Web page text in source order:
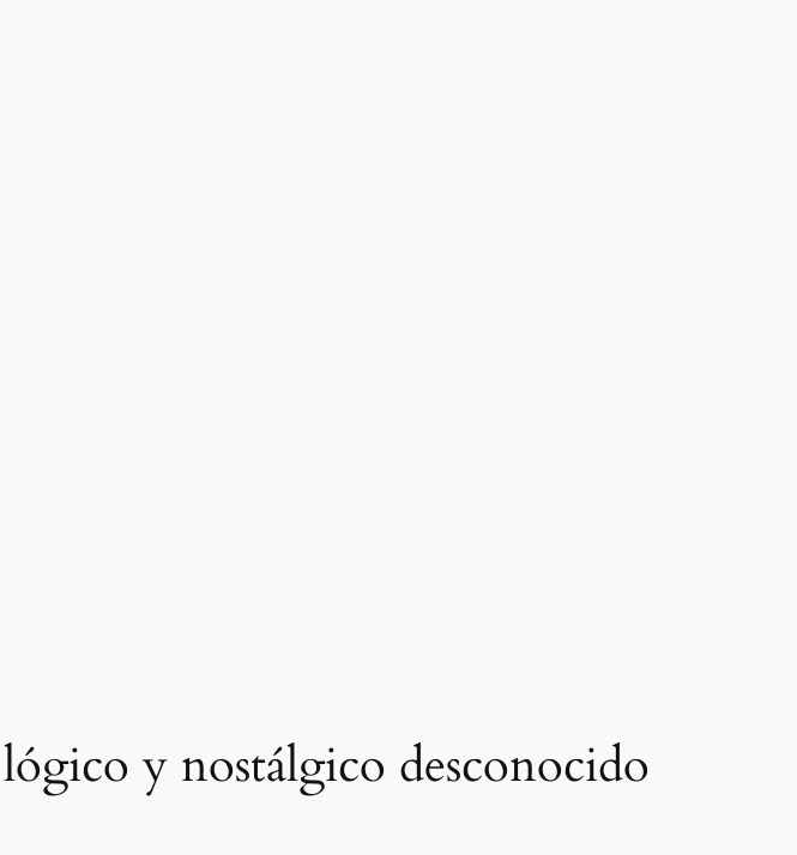
y nostálgico desconocido